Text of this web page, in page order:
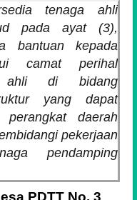
tenaga ahli
pada ayat (3),
bantuan kepada
camat perihal
ahli di bidang
yang dapat
daerah
pekerjaan
pendamping
PDTT No. 3